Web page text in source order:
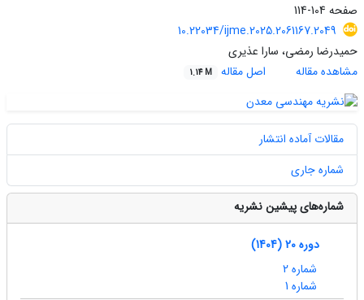
صفحه 104-114
10.22034/ijme.2025.2061167.2049
حمیدرضا رمضی، سارا عذیری
مشاهده مقاله
اصل مقاله 1.14 M
مقالات آماده انتشار
شماره جاری
شماره‌های پیشین نشریه
دوره 20 (1404)
شماره 2
شماره 1